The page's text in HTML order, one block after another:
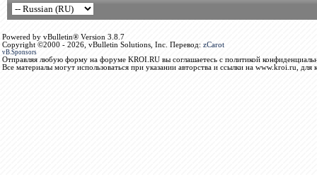
Powered by vBulletin® Version 3.8.7
Copyright ©2000 - 2026, vBulletin Solutions, Inc. Перевод: zCarot
vB.Sponsors
Отправляя любую форму на форуме KROI.RU вы соглашаетесь с политикой
Все материалы могут использоваться при указании авторства и ссылки на www.kroi.ru, для